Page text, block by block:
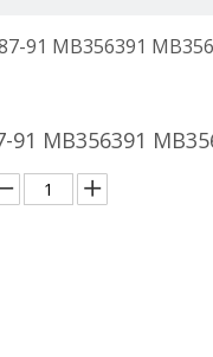
91 MB356391
MB356391